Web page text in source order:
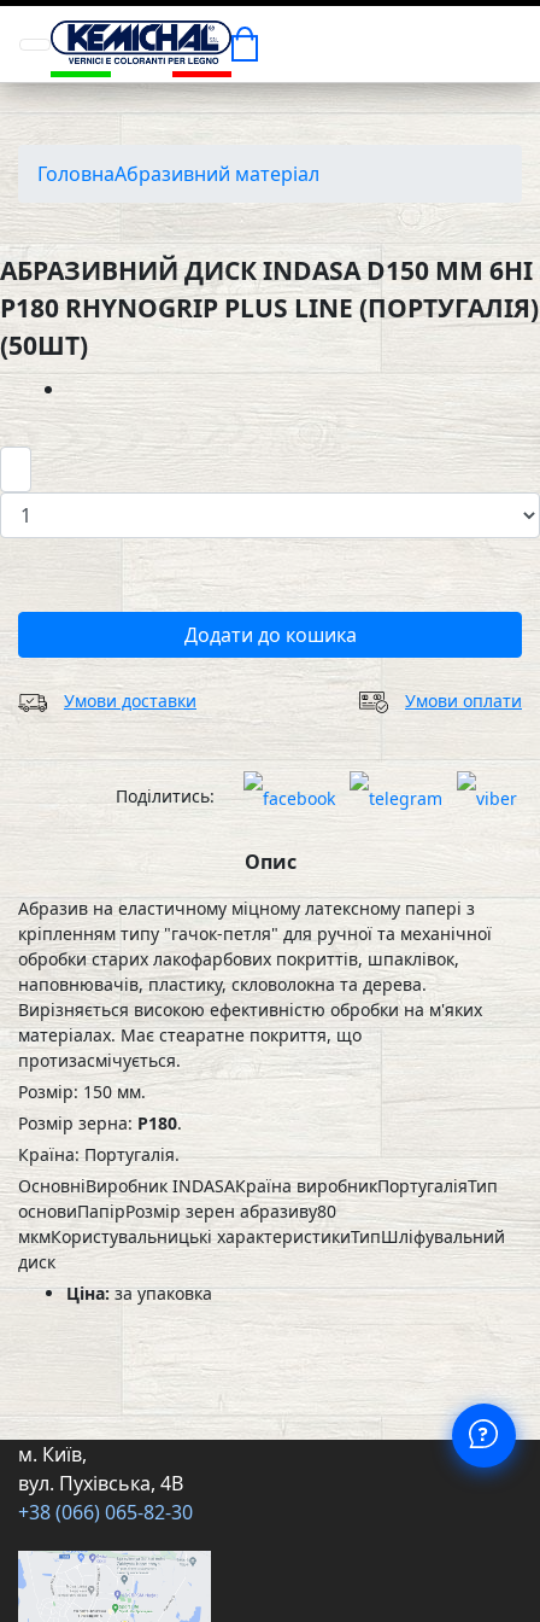
ГоловнаАбразивний матеріал
АБРАЗИВНИЙ ДИСК INDASA D150 MM 6HI
P180 RHYNOGRIP PLUS LINE (ПОРТУГАЛІЯ)
(50ШТ)
Додати до кошика
Умови доставки Умови оплати
Поділитись:
Опис
Абразив на еластичному міцному латексному папері з
кріпленням типу "гачок-петля" для ручної та механічної
обробки старих лакофарбових покриттів, шпаклівок,
наповнювачів, пластику, скловолокна та дерева.
Вирізняється високою ефективністю обробки на м'яких
матеріалах. Має стеаратне покриття, що
протизасмічується.
Розмір: 150 мм.
Розмір зерна: P180.
Країна: Португалія.
ОсновніВиробник INDASAКраїна виробникПортугаліяТип
основиПапірРозмір зерен абразиву80
мкмКористувальницькі характеристикиТипШліфувальний
диск
Ціна:за упаковка
м. Київ,
вул. Пухівська, 4В
+38 (066) 065-82-30